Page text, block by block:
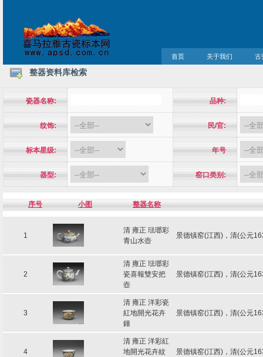
首页 关于我们 古
整器资料库检索
瓷器名称: 品种:
纹饰: 民/官:
标本星级: 年号
器型: 窑口类别:
序号 小图 整器名称
1
清 雍正 琺瑯彩
青山水壺
景德镇窑(江西)，清(公元
2
清 雍正 琺瑯彩
瓷喜報雙安把
壺
景德镇窑(江西)，清(公元
3
清 雍正 洋彩瓷
紅地開光花卉
鍾
景德镇窑(江西)，清(公元
4
清 雍正 洋彩紅
地開光花卉紋
景德镇窑(江西)，清(公元